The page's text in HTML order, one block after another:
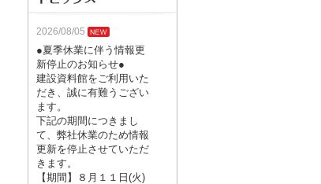
2026/08/05
●夏季休業に伴う情報更
新停止のお知らせ●
建設資料館をご利用いた
だき、誠に有難うござい
ます。
下記の期間につきまし
て、弊社休業のため情報
更新を停止させていただ
きます。
【期間】８月１１日(火)